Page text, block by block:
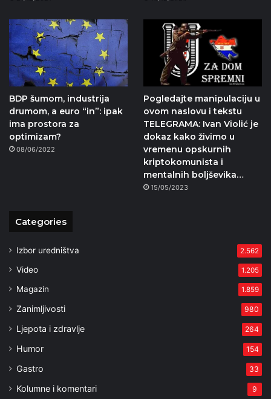
BDP šumom, industrija
drumom, a euro “in”: ipak
ima prostora za
optimizam?
08/06/2022
Pogledajte manipulaciju u
ovom naslovu i tekstu
TELEGRAMA: Ivan Violić je
dokaz kako živimo u
vremenu opskurnih
kriptokomunista i
mentalnih boljševika…
15/05/2023
Categories
Izbor uredništva 2.562
Video 1.205
Magazin 1.859
Zanimljivosti 980
Ljepota i zdravlje 264
Humor 154
Gastro 33
Kolumne i komentari 9